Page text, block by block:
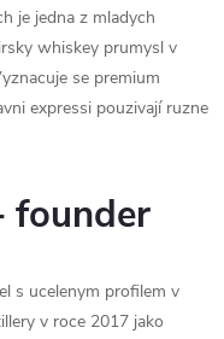
je jedna z mladych
whiskey prumysl v
se premium
expressi pouzivají ruzne
founder
s ucelenym profilem v
v roce 2017 jako